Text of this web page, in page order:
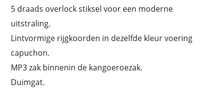
5 draads overlock stiksel voor een moderne
uitstraling.
Lintvormige rijgkoorden in dezelfde kleur voering
capuchon.
MP3 zak binnenin de kangoeroezak.
Duimgat.